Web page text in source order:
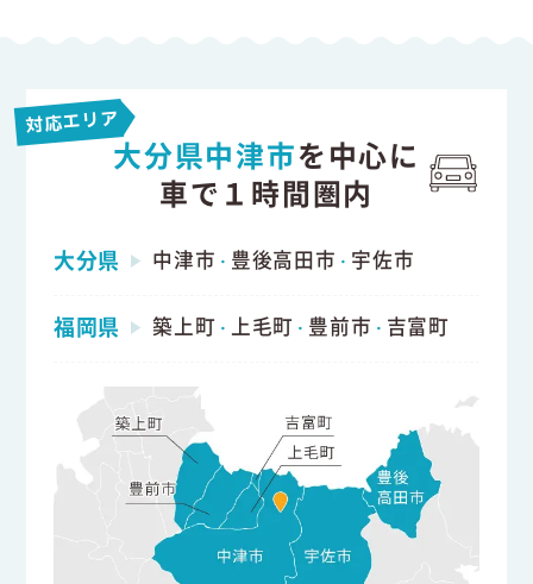
対応エリア
大分県中津市を中心に
車で１時間圏内
大分県 中津市 ・ 豊後高田市 ・ 宇佐市
福岡県 築上町 ・ 上毛町 ・ 豊前市 ・ 吉富町